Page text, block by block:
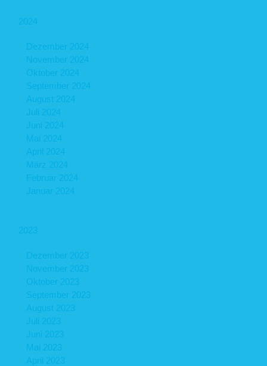
2024
Dezember 2024
November 2024
Oktober 2024
September 2024
August 2024
Juli 2024
Juni 2024
Mai 2024
April 2024
März 2024
Februar 2024
Januar 2024
2023
Dezember 2023
November 2023
Oktober 2023
September 2023
August 2023
Juli 2023
Juni 2023
Mai 2023
April 2023